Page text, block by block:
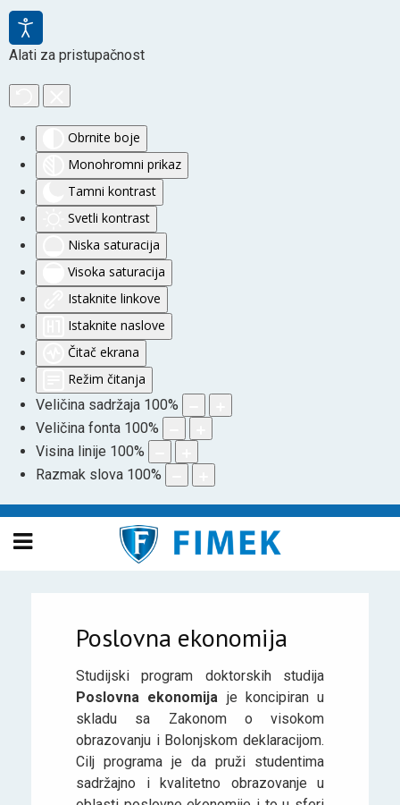
Alati za pristupačnost
Obrnite boje
Monohromni prikaz
Tamni kontrast
Svetli kontrast
Niska saturacija
Visoka saturacija
Istaknite linkove
Istaknite naslove
Čitač ekrana
Režim čitanja
Veličina sadržaja 100%
Veličina fonta 100%
Visina linije 100%
Razmak slova 100%
Poslovna ekonomija
Studijski program doktorskih studija
Poslovna ekonomija je koncipiran u
skladu sa Zakonom o visokom
obrazovanju i Bolonjskom deklaracijom.
Cilj programa je da pruži studentima
sadržajno i kvalitetno obrazovanje u